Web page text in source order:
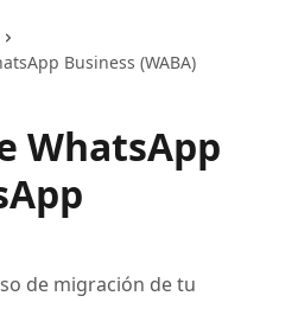
Business (WABA)
WhatsApp
de migración de tu